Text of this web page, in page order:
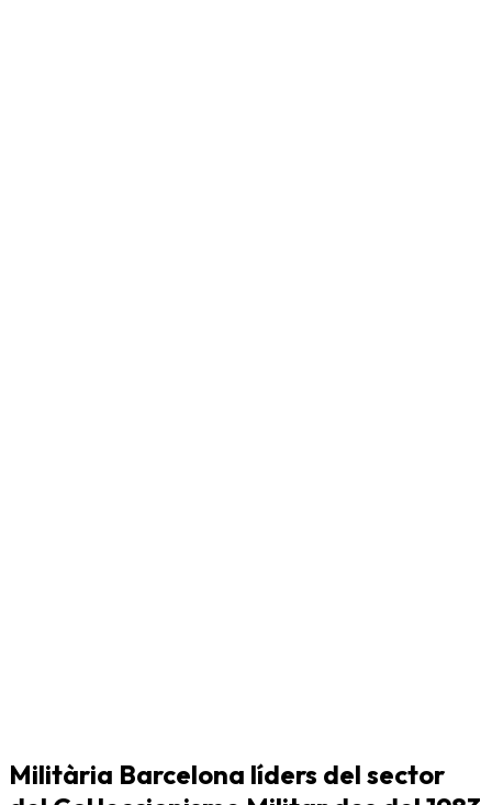
Militària Barcelona líders del sector